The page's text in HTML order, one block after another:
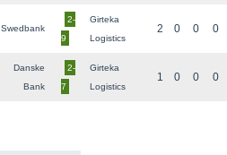
Swedbank
2-
9
Girteka
Logistics
2 0 0 0
Danske
Bank
2-
7
Girteka
Logistics
1 0 0 0